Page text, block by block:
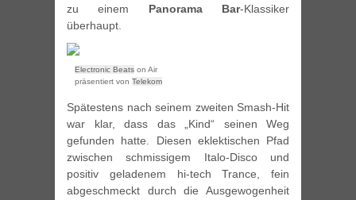
zu einem Panorama Bar-Klassiker
überhaupt.
Electronic Beats on Air
präsentiert von Telekom
Spätestens nach seinem zweiten Smash-Hit
war klar, dass das „Kind“ seinen Weg
gefunden hatte. Diesen eklektischen Pfad
zwischen schmissigem Italo-Disco und
positiv geladenem hi-tech Trance, fein
abgeschmeckt durch die Ausgewogenheit